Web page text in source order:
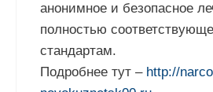
анонимное и безопасное
полностью
стандартам.
Подробнее тут – http://